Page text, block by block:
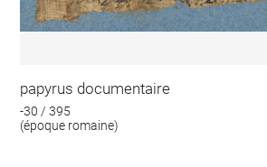
papyrus documentaire
-30 / 395
(époque romaine)